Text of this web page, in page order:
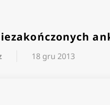
18 gru 2013